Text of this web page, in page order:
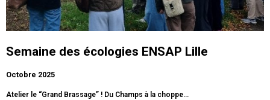
Semaine des écologies ENSAP Lille
Octobre 2025
Atelier le “Grand Brassage” ! Du Champs à la choppe…